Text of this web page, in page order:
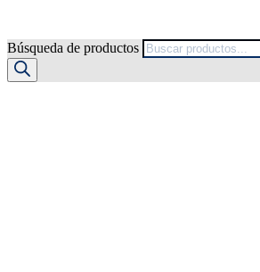
Búsqueda de productos